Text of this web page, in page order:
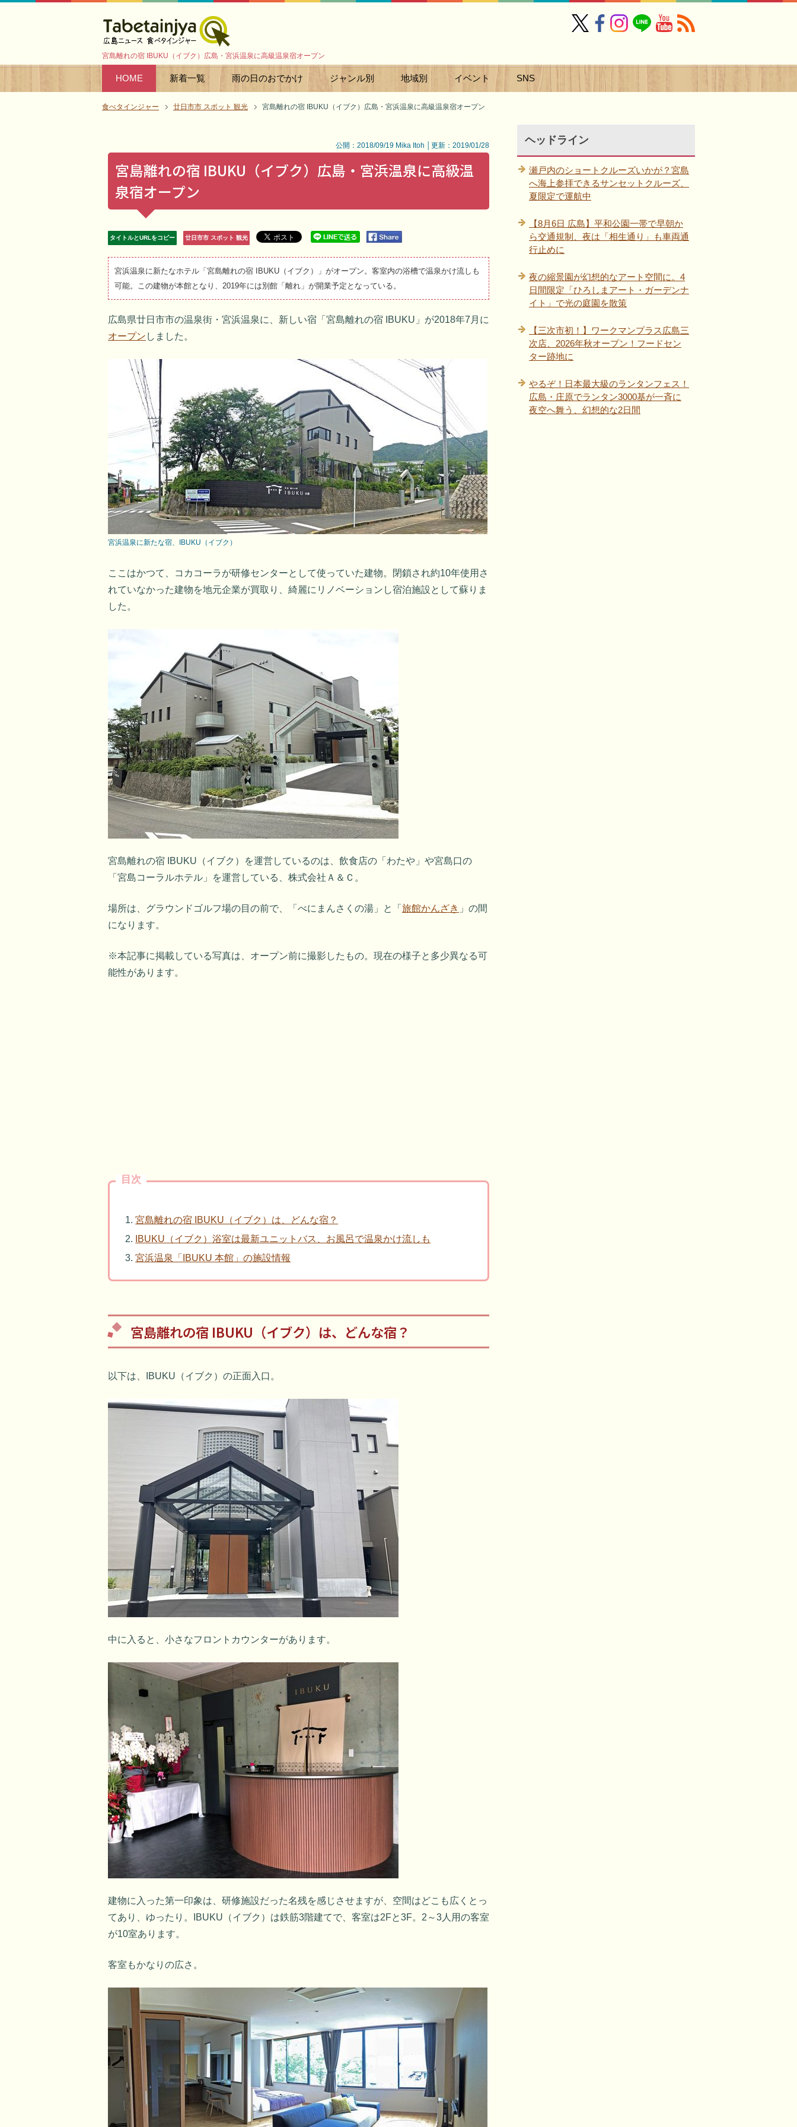
宮島離れの宿 IBUKU（イブク）広島・宮浜温泉に高級温泉宿オープン
HOME 新着一覧 雨の日のおでかけ ジャンル別 地域別 イベント SNS
食べタインジャー 廿日市市 スポット 観光 宮島離れの宿 IBUKU（イブク）広島・宮浜温泉に高級温泉宿オープン
公開：2018/09/19 Mika Itoh │更新：2019/01/28
宮島離れの宿 IBUKU（イブク）広島・宮浜温泉に高級温
泉宿オープン
タイトルとURLをコピー 廿日市市 スポット 観光
宮浜温泉に新たなホテル「宮島離れの宿 IBUKU（イブク）」がオープン。客室内の浴槽で温泉かけ流しも
可能。この建物が本館となり、2019年には別館「離れ」が開業予定となっている。
広島県廿日市市の温泉街・宮浜温泉に、新しい宿「宮島離れの宿 IBUKU」が2018年7月に
オープン しました。
宮浜温泉に新たな宿、IBUKU（イブク）
ここはかつて、コカコーラが研修センターとして使っていた建物。閉鎖され約10年使用さ
れていなかった建物を地元企業が買取り、綺麗にリノベーションし宿泊施設として蘇りま
した。
宮島離れの宿 IBUKU（イブク）を運営しているのは、飲食店の「わたや」や宮島口の
「宮島コーラルホテル」を運営している、株式会社Ａ＆Ｃ。
場所は、グラウンドゴルフ場の目の前で、「べにまんさくの湯」と「 旅館かんざき 」の間
になります。
※本記事に掲載している写真は、オープン前に撮影したもの。現在の様子と多少異なる可
能性があります。
目次
宮島離れの宿 IBUKU（イブク）は、どんな宿？
IBUKU（イブク）浴室は最新ユニットバス、お風呂で温泉かけ流しも
宮浜温泉「IBUKU 本館」の施設情報
宮島離れの宿 IBUKU（イブク）は、どんな宿？
以下は、IBUKU（イブク）の正面入口。
中に入ると、小さなフロントカウンターがあります。
建物に入った第一印象は、研修施設だった名残を感じさせますが、空間はどこも広くとっ
てあり、ゆったり。IBUKU（イブク）は鉄筋3階建てで、客室は2Fと3F。2～3人用の客室
が10室あります。
客室もかなりの広さ。
ヘッドライン
瀬戸内のショートクルーズいかが？宮島
へ海上参拝できるサンセットクルーズ、
夏限定で運航中
【8月6日 広島】平和公園一帯で早朝か
ら交通規制、夜は「相生通り」も車両通
行止めに
夜の縮景園が幻想的なアート空間に。4
日間限定「ひろしまアート・ガーデンナ
イト」で光の庭園を散策
【三次市初！】ワークマンプラス広島三
次店、2026年秋オープン！フードセン
ター跡地に
やるぞ！日本最大級のランタンフェス！
広島・庄原でランタン3000基が一斉に
夜空へ舞う、幻想的な2日間